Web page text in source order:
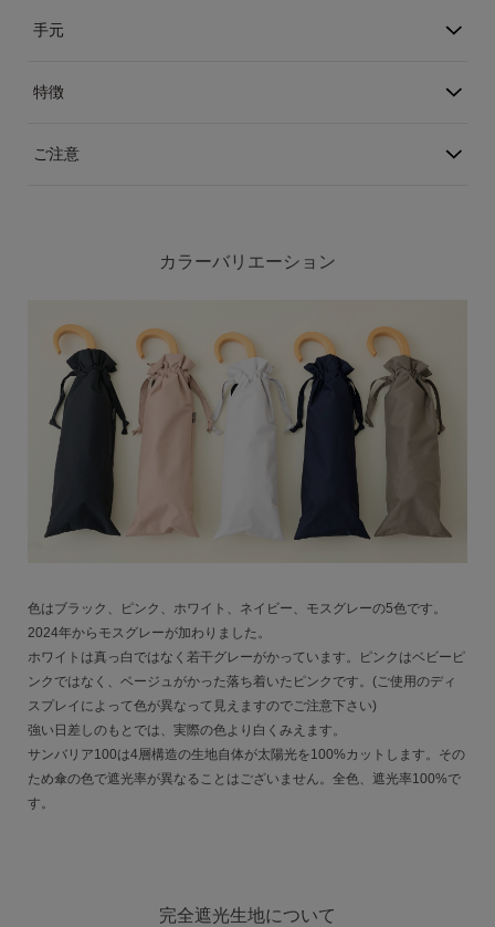
手元
特徴
ご注意
カラーバリエーション
色はブラック、ピンク、ホワイト、ネイビー、モスグレーの5色です。
2024年からモスグレーが加わりました。
ホワイトは真っ白ではなく若干グレーがかっています。ピンクはベビーピ
ンクではなく、ベージュがかった落ち着いたピンクです。(ご使用のディ
スプレイによって色が異なって見えますのでご注意下さい)
強い日差しのもとでは、実際の色より白くみえます。
サンバリア100は4層構造の生地自体が太陽光を100%カットします。その
ため傘の色で遮光率が異なることはございません。全色、遮光率100%で
す。
完全遮光生地について